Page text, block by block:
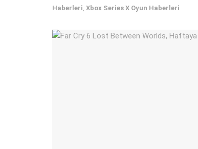
Haberleri, Xbox Series X Oyun Haberleri